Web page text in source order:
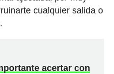
cualquier salida o
acertar con